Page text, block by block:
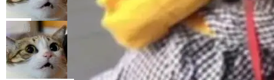
里日夜不停地"烧钱"。 复盘显示，...
ding in silos"——各自为战，互不通气。 这个判
断从他嘴里说出来分量不同。Hugging Face 是
全球最大的开源 AI 平台，上面跑着上百万个模
型。谁在开源赛道上领先，...
家居控制、家庭实验室，都算稀奇事。 Crawsh
aw 是 Shelley 的作者，一个开源 AI coding age
nt。他最近在博客上写了一篇文章，核心论点很
简单：开发者工具必须开源。 理由不是传统的自
由软件情怀，而是一个跟 AI agent 直接相关的
网最大规模开源 Agent 路演现场诞生
一条内测招募帖，发出去的时候大概没人想到它
会变成一场开源 Agent 生态的路演。 8月1日，
DeepSeek Harness 团队负责人崔添翼（tiany
i）在 X 上发帖： 「如果你是 Agent Harness 相
关开源项目的开发者，希望参加 DeepSeek Har
局
商汤 SenseNova U1.5-Lite-Preview
开源
商汤科技宣布面向社区开源轻量级统一多模态模